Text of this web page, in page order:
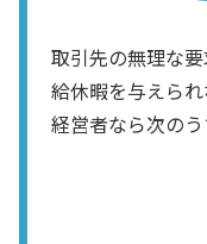
取引先の無理な
給休暇を与えら
経営者なら次の